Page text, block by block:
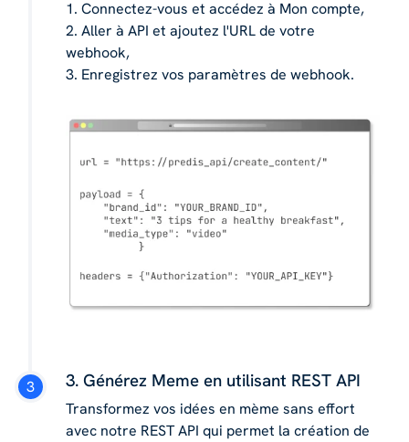
1. Connectez-vous et accédez à Mon compte,
2. Aller à API et ajoutez l'URL de votre
webhook,
3. Enregistrez vos paramètres de webhook.
3. Générez Meme en utilisant REST API
Transformez vos idées en mème sans effort
avec notre REST API qui permet la création de